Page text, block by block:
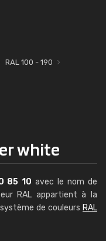
RAL 100 - 190
white
85 10 avec le nom de
RAL appartient à la
de couleurs RAL